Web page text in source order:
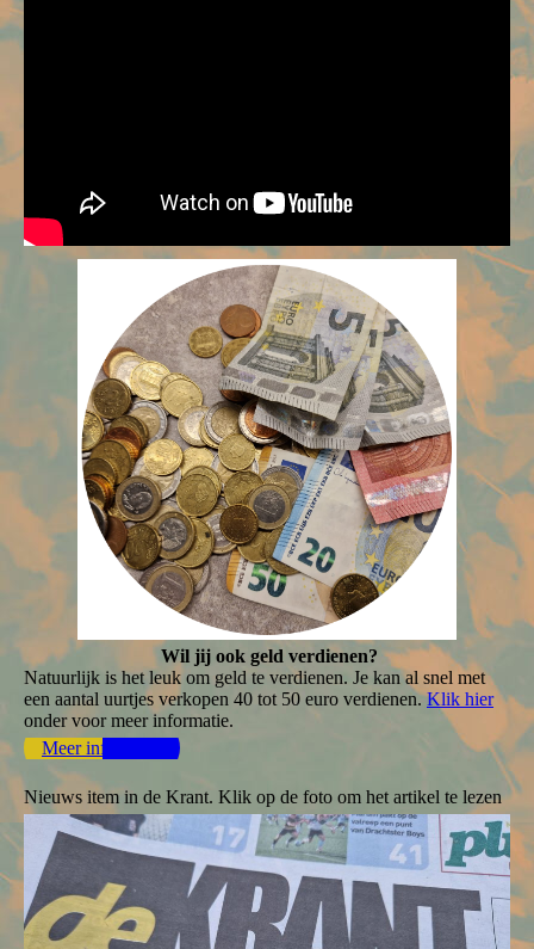
Wil jij ook geld verdienen?
Natuurlijk is het leuk om geld te verdienen. Je kan al snel met
een aantal uurtjes verkopen 40 tot 50 euro verdienen.Klik hier
onder voor meer informatie.
Meer informatie
Nieuws item in de Krant. Klik op de foto om het artikel te lezen